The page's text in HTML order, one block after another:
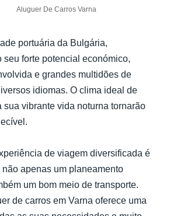
Aluguer De Carros Varna
portuária da Bulgária,
seu forte potencial económico,
e grandes multidões de
idiomas. O clima ideal de
sua vibrante vida noturna tornarão
de viagem diversificada é
apenas um planeamento
um bom meio de transporte.
de carros em Varna oferece uma